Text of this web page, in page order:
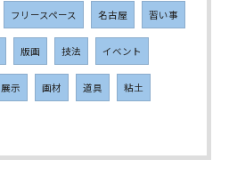
フリースペース 名古屋 習い事
版画 技法 イベント
展示 画材 道具 粘土